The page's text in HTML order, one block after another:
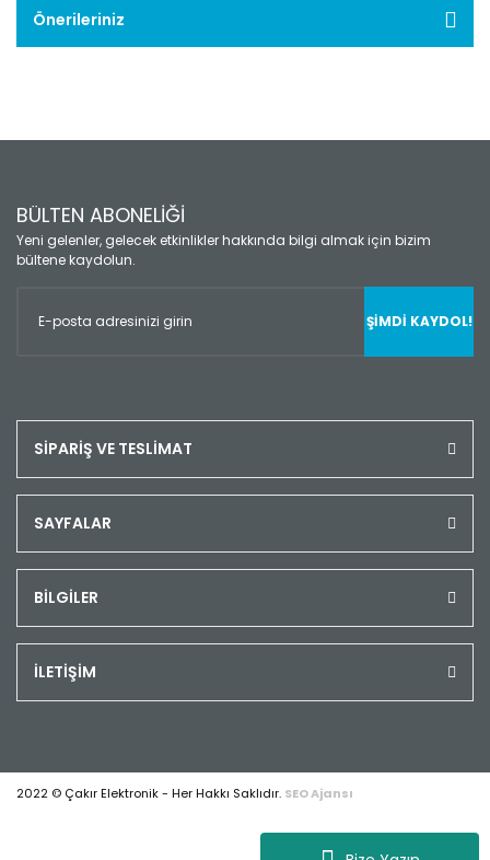
Önerileriniz
BÜLTEN ABONELİĞİ
Yeni gelenler, gelecek etkinlikler hakkında bilgi almak için bizim
bültene kaydolun.
ŞİMDİ KAYDOL!
SİPARİŞ VE TESLİMAT
SAYFALAR
BİLGİLER
İLETİŞİM
2022 © Çakır Elektronik - Her Hakkı Saklıdır. SEO Ajansı